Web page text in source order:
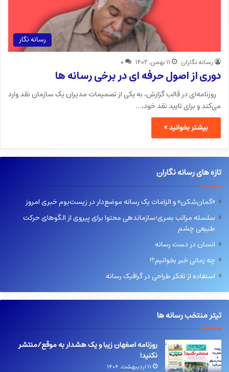
رسانه نگار
رسانه نگاران ۱۱ بهمن, ۱۴۰۲ ۰
دوری از اصول حرفه ای در برخی رسانه ها
روزنامه‌ای در قالب گزارش، به یکی از تصمیمات مدیران یک سازمان نقد وارد
می‌کند و برای تایید نقد خود،…
بیشتر بخوانید »
تازه های رسانه نگاران
«گمان‌شکن» و الزامات یک رسانه موضع‌دار در زیست‌بوم خبری امروز
سلسله مراتب بصری؛سازماندهی محتوا برای پیروی از الگوهای حرکت
طبیعی چشم
انسان در دست رسانه
چه زمانی خبر بخوانیم؟!
استفاده از تفکر طراحی در گرافیک رسانه
تیتر منتخب رسانه ها
روزنامه اصفهان زیبا و یک هشدار به موقع/منتشر
نکنید!
۱۱ اردیبهشت, ۱۴۰۴